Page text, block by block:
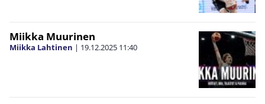
Miikka Muurinen
Miikka Lahtinen | 19.12.2025 11:40